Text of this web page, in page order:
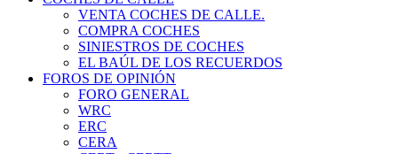
VENTA COCHES DE CALLE.
COMPRA COCHES
SINIESTROS DE COCHES
EL BAÚL DE LOS RECUERDOS
FOROS DE OPINIÓN
FORO GENERAL
WRC
ERC
CERA